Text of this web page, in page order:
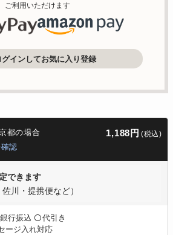
ご利用いただけます
グインしてお気に入り登録
都の場合 1,188円 (税込)
認
できます
川・提携便など）
銀行振込 〇代引き
ージ入れ対応